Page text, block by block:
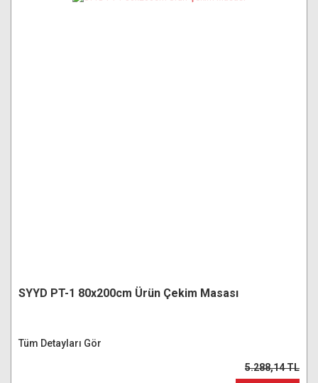
SYYD PT-1 80x200cm Ürün Çekim Masası
Tüm Detayları Gör
5.288,14 TL